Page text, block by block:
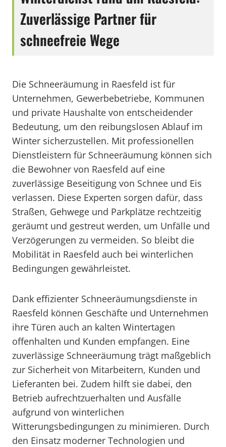
Zuverlässige Partner für
schneefreie Wege
Die Schneeräumung in Raesfeld ist für
Unternehmen, Gewerbebetriebe, Kommunen
und private Haushalte von entscheidender
Bedeutung, um den reibungslosen Ablauf im
Winter sicherzustellen. Mit professionellen
Dienstleistern für Schneeräumung können sich
die Bewohner von Raesfeld auf eine
zuverlässige Beseitigung von Schnee und Eis
verlassen. Diese Experten sorgen dafür, dass
Straßen, Gehwege und Parkplätze rechtzeitig
geräumt und gestreut werden, um Unfälle und
Verzögerungen zu vermeiden. So bleibt die
Mobilität in Raesfeld auch bei winterlichen
Bedingungen gewährleistet.
Dank effizienter Schneeräumungsdienste in
Raesfeld können Geschäfte und Unternehmen
ihre Türen auch an kalten Wintertagen
offenhalten und Kunden empfangen. Eine
zuverlässige Schneeräumung trägt maßgeblich
zur Sicherheit von Mitarbeitern, Kunden und
Lieferanten bei. Zudem hilft sie dabei, den
Betrieb aufrechtzuerhalten und Ausfälle
aufgrund von winterlichen
Witterungsbedingungen zu minimieren. Durch
den Einsatz moderner Technologien und